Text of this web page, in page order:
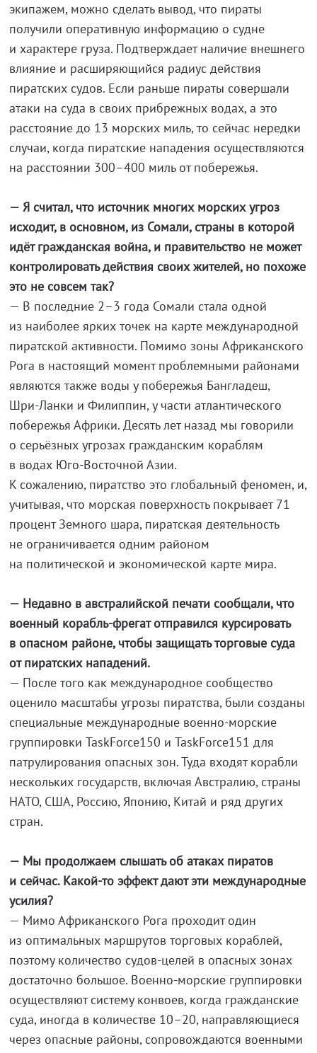
экипажем, можно сделать вывод, что пираты
получили оперативную информацию о судне
и характере груза. Подтверждает наличие внешнего
влияние и расширяющийся радиус действия
пиратских судов. Если раньше пираты совершали
атаки на суда в своих прибрежных водах, а это
расстояние до 13 морских миль, то сейчас нередки
случаи, когда пиратские нападения осуществляются
на расстоянии 300–400 миль от побережья.
— Я считал, что источник многих морских угроз
исходит, в основном, из Сомали, страны в которой
идёт гражданская война, и правительство не может
контролировать действия своих жителей, но похоже
это не совсем так?
— В последние 2–3 года Сомали стала одной
из наиболее ярких точек на карте международной
пиратской активности. Помимо зоны Aфриканского
Pога в настоящий момент проблемными районами
являются также воды у побережья Бангладеш,
Шри-Ланки и Филиппин, у части атлантического
побережья Африки. Десять лет назад мы говорили
о серьёзных угрозах гражданским кораблям
в водах Юго-Восточной Азии.
K сожалению, пиратство это глобальный феномен, и,
учитывая, что морская поверхность покрывает 71
процент Земного шара, пиратская деятельность
не ограничивается одним районом
на политической и экономической карте мира.
— Недавно в австралийской печати сообщали, что
военный корабль-фрегатотправился курсировать
в опасном районе, чтобы защищать торговые суда
от пиратских нападений.
— После того как международное сообщество
оценило масштабы угрозы пиратства, были созданы
специальные международные военно-морские
группировки TaskForce150 и TaskForce151 для
патрулирования опасных зон. Туда входят корабли
нескольких государств, включая Австралию, страны
НАТО, США, Россию, Японию, Китай и ряд других
стран.
— Мы продолжаем слышать об атаках пиратов
и сейчас. Какой-тоэффект дают эти международные
усилия?
— Мимо Африканского Рога проходит один
из оптимальных маршрутов торговых кораблей,
поэтому количество судов-целей в опасных зонах
достаточно большое. Военно-морскиегруппировки
осуществляют систему конвоев, когда гражданские
суда, иногда в количестве 10–20, направляющиеся
через опасные районы, сопровождаются военными